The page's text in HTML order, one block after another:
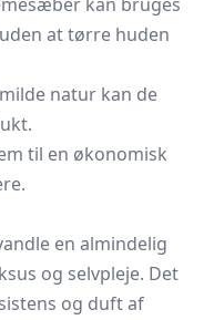
at tørre huden
natur kan de
til en økonomisk
en almindelig
og selvpleje. Det
og duft af